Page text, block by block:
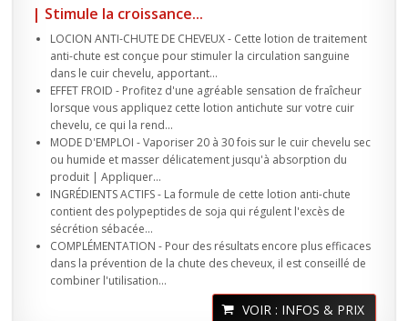
| Stimule la croissance...
LOCION ANTI-CHUTE DE CHEVEUX - Cette lotion de traitement
anti-chute est conçue pour stimuler la circulation sanguine
dans le cuir chevelu, apportant...
EFFET FROID - Profitez d'une agréable sensation de fraîcheur
lorsque vous appliquez cette lotion antichute sur votre cuir
chevelu, ce qui la rend...
MODE D'EMPLOI - Vaporiser 20 à 30 fois sur le cuir chevelu sec
ou humide et masser délicatement jusqu'à absorption du
produit | Appliquer...
INGRÉDIENTS ACTIFS - La formule de cette lotion anti-chute
contient des polypeptides de soja qui régulent l'excès de
sécrétion sébacée...
COMPLÉMENTATION - Pour des résultats encore plus efficaces
dans la prévention de la chute des cheveux, il est conseillé de
combiner l'utilisation...
VOIR : INFOS & PRIX